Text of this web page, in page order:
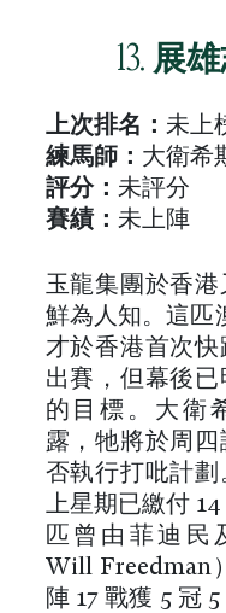
13. 展
上次排名： 未上
練馬師： 大衛希
評分： 未評分
賽績： 未上陣
玉龍集團於香
鮮為人知。這匹
才於香港首次快
出賽，但幕後
的目標。大衛
露，牠將於周
否執行打吡計
上星期已繳付
匹曾由菲迪民
Will Freedman
陣 17 戰獲 5 冠